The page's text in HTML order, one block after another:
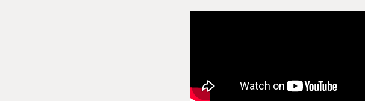
自分はまだどっちかっていうと格
かってますが言いたい事は簡単です
なので締めの言葉として使わせてい